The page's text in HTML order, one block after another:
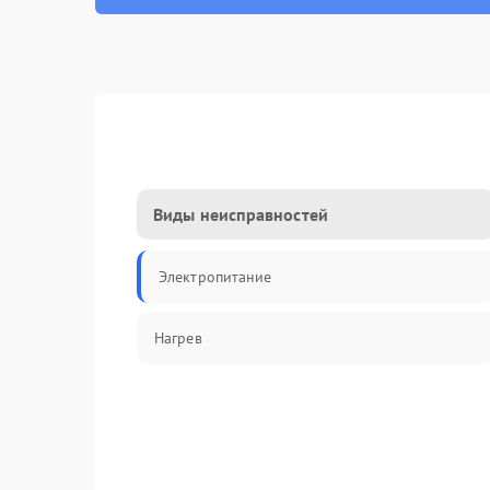
Виды неисправностей
Электропитание
Нагрев